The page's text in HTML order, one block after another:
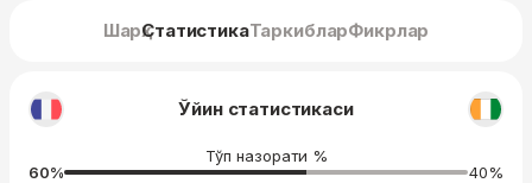
ШарҳСтатистикаТаркибларФикрлар
Ўйин статистикаси
Тўп назорати %
60% 40%